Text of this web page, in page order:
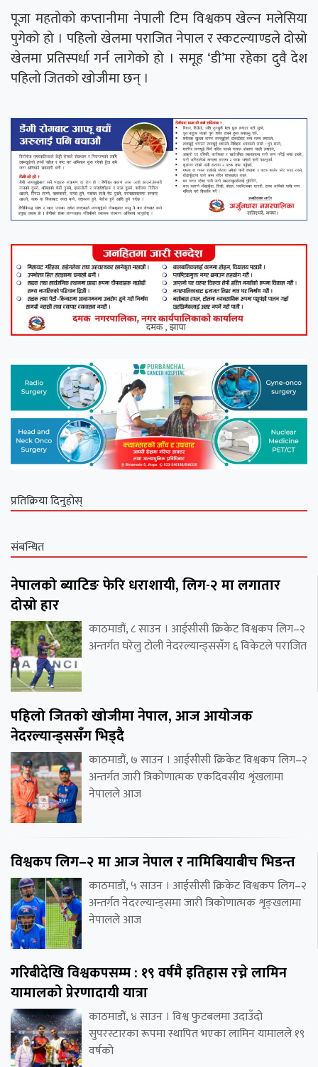
पूजा महतोको कप्तानीमा नेपाली टिम विश्वकप खेल्न मलेसिया
पुगेको हो । पहिलो खेलमा पराजित नेपाल र स्कटल्याण्डले दोस्रो
खेलमा प्रतिस्पर्धा गर्न लागेको हो । समूह ‘डी’मा रहेका दुवै देश
पहिलो जितको खोजीमा छन् ।
प्रतिक्रिया दिनुहोस्
संबन्धित
नेपालको ब्याटिङ फेरि धराशायी, लिग-२ मा लगातार
दोस्रो हार
काठमाडौं, ८ साउन । आईसीसी क्रिकेट विश्वकप लिग–२
अन्तर्गत घरेलु टोली नेदरल्यान्ड्ससँग ६ विकेटले पराजित
पहिलो जितको खोजीमा नेपाल, आज आयोजक
नेदरल्यान्ड्ससँग भिड्दै
काठमाडौं, ७ साउन । आईसीसी क्रिकेट विश्वकप लिग–२
अन्तर्गत जारी त्रिकोणात्मक एकदिवसीय शृंखलामा
नेपालले आज
विश्वकप लिग–२ मा आज नेपाल र नामिबियाबीच भिडन्त
काठमाडौं, ५ साउन । आईसीसी क्रिकेट विश्वकप लिग–२
अन्तर्गत नेदरल्यान्ड्समा जारी त्रिकोणात्मक शृङ्खलामा
नेपालले आज
गरिबीदेखि विश्वकपसम्म : १९ वर्षमै इतिहास रच्ने लामिन
यामालको प्रेरणादायी यात्रा
काठमाडौं, ४ साउन । विश्व फुटबलमा उदाउँदो
सुपरस्टारका रूपमा स्थापित भएका लामिन यामालले १९
वर्षको